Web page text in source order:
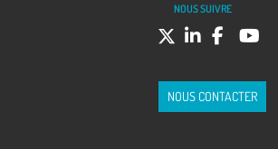
NOUS SUIVRE
NOUS CONTACTER